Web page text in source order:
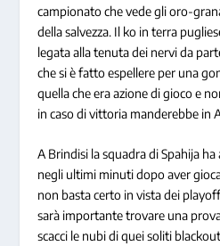
campionato che vede gli oro-
della salvezza. Il ko in terra
legata alla tenuta dei nervi da
che si è fatto espellere per una
quella che era azione di gioco e
in caso di vittoria manderebbe in
A Brindisi la squadra di Spahija
negli ultimi minuti dopo aver
non basta certo in vista dei
sarà importante trovare una
scacci le nubi di quei soliti